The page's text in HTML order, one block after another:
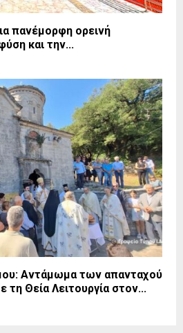
πανέμορφη ορεινή
και την...
Αντάμωμα των απανταχού
τη Θεία Λειτουργία στον...